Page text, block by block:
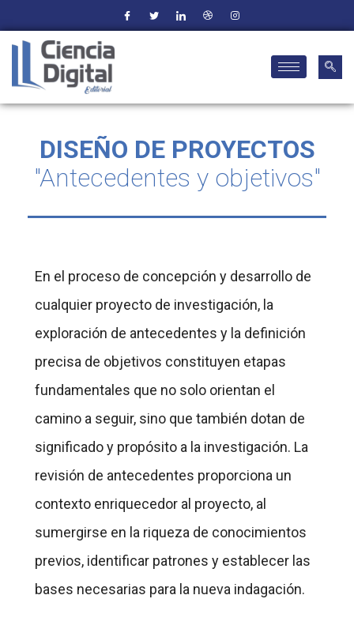
DISEÑO DE PROYECTOS
"Antecedentes y objetivos"
En el proceso de concepción y desarrollo de
cualquier proyecto de investigación, la
exploración de antecedentes y la definición
precisa de objetivos constituyen etapas
fundamentales que no solo orientan el
camino a seguir, sino que también dotan de
significado y propósito a la investigación. La
revisión de antecedentes proporciona un
contexto enriquecedor al proyecto, al
sumergirse en la riqueza de conocimientos
previos, identificar patrones y establecer las
bases necesarias para la nueva indagación.